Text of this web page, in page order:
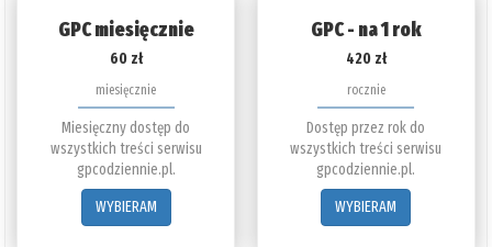
GPC miesięcznie
60 zł
miesięcznie
Miesięczny dostęp do
wszystkich treści serwisu
gpcodziennie.pl.
WYBIERAM
GPC - na 1 rok
420 zł
rocznie
Dostęp przez rok do
wszystkich treści serwisu
gpcodziennie.pl.
WYBIERAM